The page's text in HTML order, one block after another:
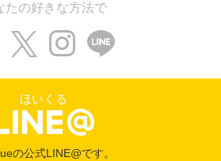
たの好きな方法で
ほいくる
の公式LINE@です。